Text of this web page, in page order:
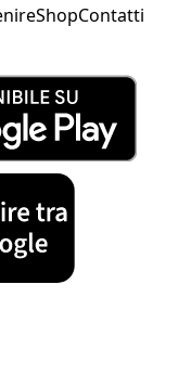
ShopContatti